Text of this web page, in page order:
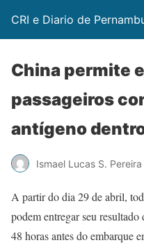
CRI e Diario de
China permite
passageiros
antígeno
Ismael Lucas S. Pereira
A partir do dia 29 de abril,
podem entregar seu
48 horas antes do embarque